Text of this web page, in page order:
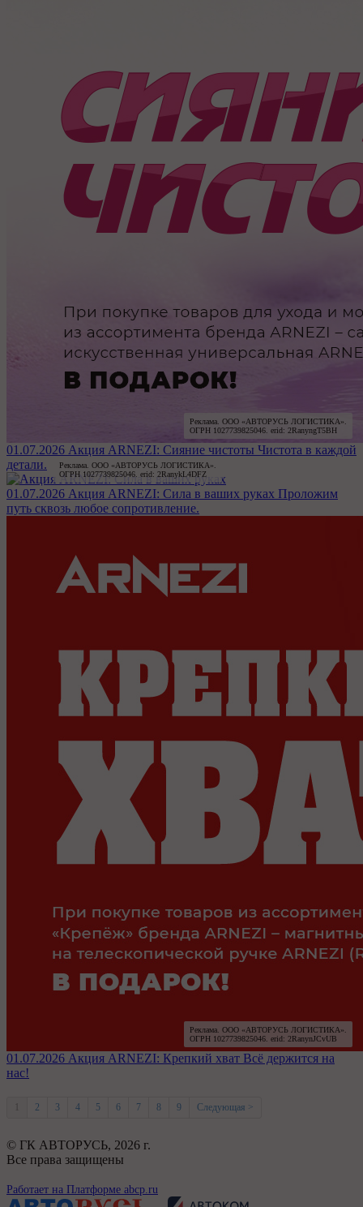
Реклама. ООО «АВТОРУСЬ ЛОГИСТИКА».
ОГРН 1027739825046. erid: 2RanyngT5BH
01.07.2026 Акция ARNEZI: Сияние чистоты Чистота в каждой
детали.
Реклама. ООО «АВТОРУСЬ ЛОГИСТИКА».
ОГРН 1027739825046. erid: 2RanykL4DFZ
01.07.2026 Акция ARNEZI: Сила в ваших руках Проложим
путь сквозь любое сопротивление.
Реклама. ООО «АВТОРУСЬ ЛОГИСТИКА».
ОГРН 1027739825046. erid: 2RanynJCvUB
01.07.2026 Акция ARNEZI: Крепкий хват Всё держится на
нас!
2 3 4 5 6 7 8 9 Следующая >
© ГК АВТОРУСЬ, 2026 г.
Все права защищены
Работает на Платформе abcp.ru